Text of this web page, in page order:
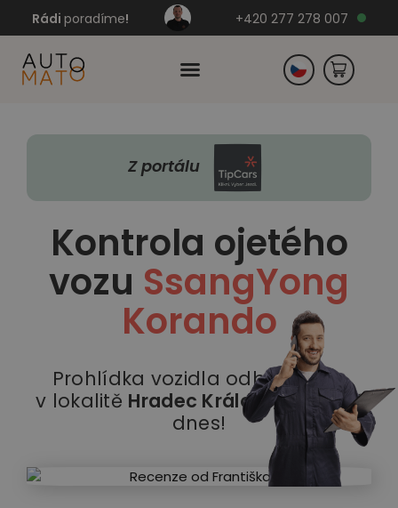
Rádi poradíme! +420 277 278 007
Německo
Z portálu
Kontrola ojetého
vozu SsangYong
Korando
Prohlídka vozidla odborníkem
v lokalitě Hradec Královéklidně již
dnes!